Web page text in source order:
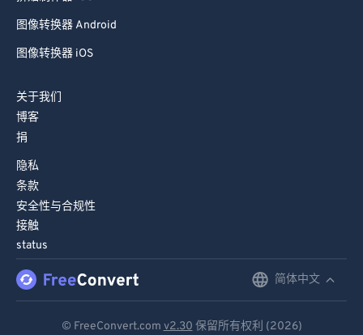
图像转换器 Android
图像转换器 iOS
关于我们
博客
捐
隐私
条款
安全性与合规性
接触
status
简体中文
© FreeConvert.com v2.30 保留所有权利 (2026)